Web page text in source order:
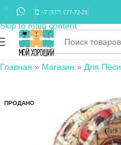
Skip to navigation
Skip to main content
+7 (977) 677-72-21
Главная » Магазин » Для Пёси
ПРОДАНО